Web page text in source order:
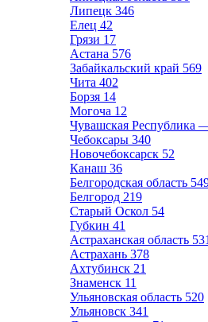
Липецк 346
Елец 42
Грязи 17
Астана 576
Забайкальский край 569
Чита 402
Борзя 14
Могоча 12
Чувашская Республика
Чебоксары 340
Новочебоксарск 52
Канаш 36
Белгородская область
Белгород 219
Старый Оскол 54
Губкин 41
Астраханская область 531
Астрахань 378
Ахтубинск 21
Знаменск 11
Ульяновская область 520
Ульяновск 341